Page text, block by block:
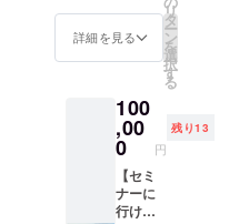
※新型コ
ロナ
になり
ます
が、十
分な感
染防止
対策を
してお
います
が、主
の行
なって
おりま
す。 ※
リター
ンは
メール
のお礼
動画 ・
セミ
ナー当
画
（ディ
レク
ターズ
カット
として
編集し
詳細を見る
リ
タ
ー
ン
を
選
択
す
る
100
,00
0 円
残り13
【セミ
ナーに
行けな